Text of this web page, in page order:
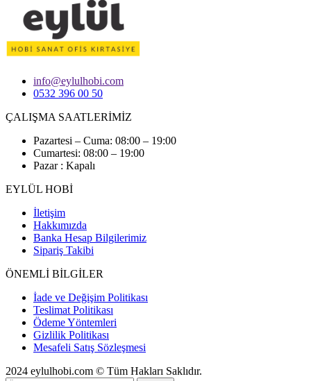
info@eylulhobi.com
0532 396 00 50
ÇALIŞMA SAATLERİMİZ
Pazartesi – Cuma: 08:00 – 19:00
Cumartesi: 08:00 – 19:00
Pazar : Kapalı
EYLÜL HOBİ
İletişim
Hakkımızda
Banka Hesap Bilgilerimiz
Sipariş Takibi
ÖNEMLİ BİLGİLER
İade ve Değişim Politikası
Teslimat Politikası
Ödeme Yöntemleri
Gizlilik Politikası
Mesafeli Satış Sözleşmesi
2024 eylulhobi.com © Tüm Hakları Saklıdır.